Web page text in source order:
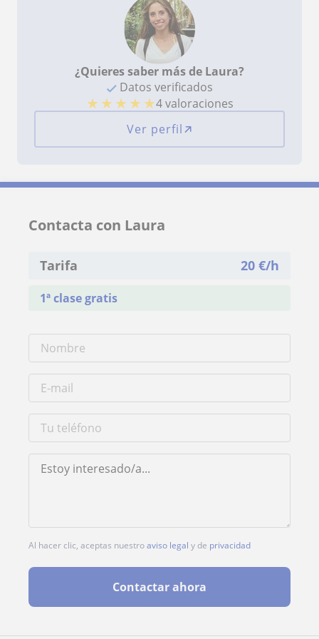
¿Quieres saber más de Laura?
Datos verificados
★ ★ ★ ★ ★4 valoraciones
Ver perfil
Contacta con Laura
Tarifa 20 €/h
1ª clase gratis
Al hacer clic, aceptas nuestroaviso legal y de privacidad
Contactar ahora